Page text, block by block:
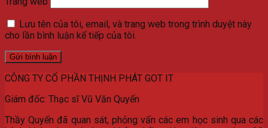
Lưu tên của tôi, email, và trang web trong trình duyệt này
cho lần bình luận kế tiếp của tôi.
CÔNG TY CỔ PHẦN THỊNH PHÁT GOT IT
Giám đốc: Thạc sĩ Vũ Văn Quyến
Thầy Quyến đã quan sát, phỏng vấn các em học sinh qua các